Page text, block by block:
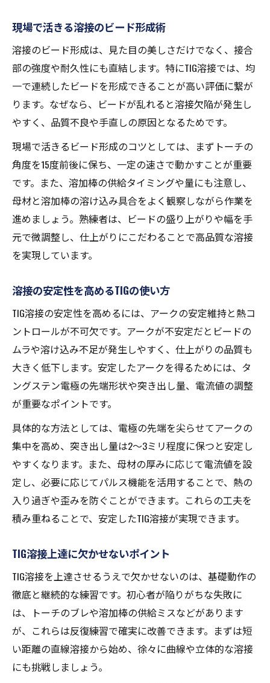
現場で活きる溶接のビード形成術
溶接のビード形成は、見た目の美しさだけでなく、接合
部の強度や耐久性にも直結します。特にTIG溶接では、均
一で連続したビードを形成できることが高い評価に繋が
ります。なぜなら、ビードが乱れると溶接欠陥が発生し
やすく、品質不良や手直しの原因となるためです。
現場で活きるビード形成のコツとしては、まずトーチの
角度を15度前後に保ち、一定の速さで動かすことが重要
です。また、溶加棒の供給タイミングや量にも注意し、
母材と溶加棒の溶け込み具合をよく観察しながら作業を
進めましょう。熟練者は、ビードの盛り上がりや幅を手
元で微調整し、仕上がりにこだわることで高品質な溶接
を実現しています。
溶接の安定性を高めるTIGの使い方
TIG溶接の安定性を高めるには、アークの安定維持と熱コ
ントロールが不可欠です。アークが不安定だとビードの
ムラや溶け込み不足が発生しやすく、仕上がりの品質も
大きく低下します。安定したアークを得るためには、タ
ングステン電極の先端形状や突き出し量、電流値の調整
が重要なポイントです。
具体的な方法としては、電極の先端を尖らせてアークの
集中を高め、突き出し量は2～3ミリ程度に保つと安定し
やすくなります。また、母材の厚みに応じて電流値を設
定し、必要に応じてパルス機能を活用することで、熱の
入り過ぎや歪みを防ぐことができます。これらの工夫を
積み重ねることで、安定したTIG溶接が実現できます。
TIG溶接上達に欠かせないポイント
TIG溶接を上達させるうえで欠かせないのは、基礎動作の
徹底と継続的な練習です。初心者が陥りがちな失敗に
は、トーチのブレや溶加棒の供給ミスなどがあります
が、これらは反復練習で確実に改善できます。まずは短
い距離の直線溶接から始め、徐々に曲線や立体的な溶接
にも挑戦しましょう。